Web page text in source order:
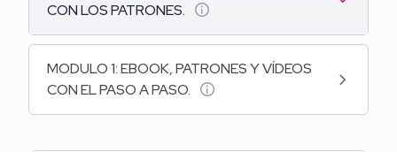
dinosaurios, dándoles un toque único que refleje tu
estilo y creatividad.
Ideal para Todas las Edades:
ambiente inclusivo, divertido y lleno de inspiración.
CON LOS PATRONES.
MODULO 1: EBOOK, PATRONES Y VÍDEOS
CON EL PASO A PASO.